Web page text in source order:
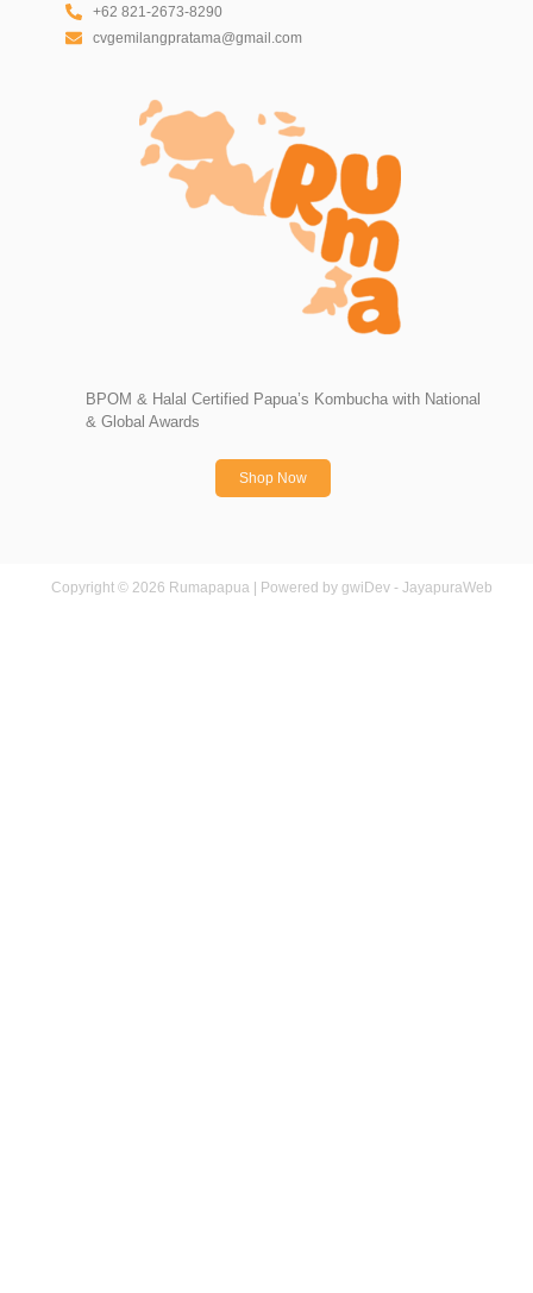
+62 821-2673-8290
cvgemilangpratama@gmail.com
BPOM & Halal Certified Papua’s Kombucha with National
& Global Awards
Shop Now
Copyright © 2026 Rumapapua | Powered by gwiDev - JayapuraWeb